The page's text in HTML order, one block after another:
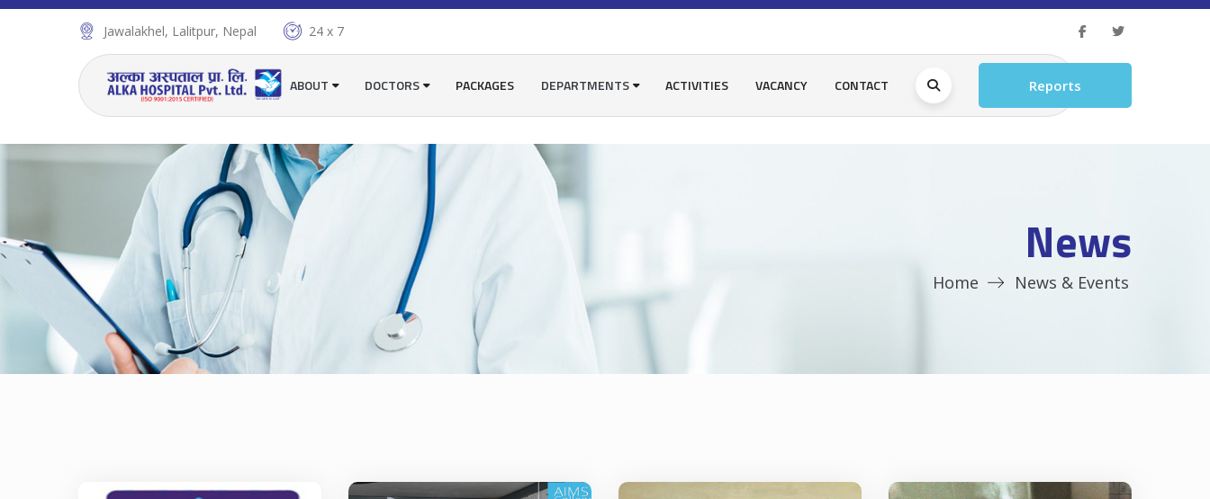
Jawalakhel, Lalitpur, Nepal 24 x 7
ABOUT DOCTORS PACKAGES DEPARTMENTS ACTIVITIES VACANCY CONTACT Reports
News
Home News & Events